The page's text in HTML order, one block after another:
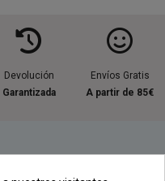
Devolución
Garantizada
Envíos Gratis
A partir de 85€